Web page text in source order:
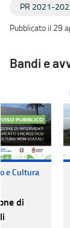
PR 2021-
Pubblicato il 29
Bandi e
e Cultura
di